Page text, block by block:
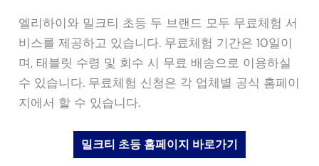
엘리하이와 밀크티 초등 두 브랜드 모두 무료체험 서
비스를 제공하고 있습니다. 무료체험 기간은 10일이
며, 태블릿 수령 및 회수 시 무료 배송으로 이용하실
수 있습니다. 무료체험 신청은 각 업체별 공식 홈페이
지에서 할 수 있습니다.
밀크티 초등 홈페이지 바로가기